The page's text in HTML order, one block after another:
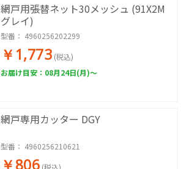
網戸用張替ネット30メッシュ (91X2M
グレイ)
型番： 4960256202299
￥1,773 (税込)
お届け目安：08月24日(月)～
網戸専用カッター DGY
型番： 4960256210621
￥806 (税込)